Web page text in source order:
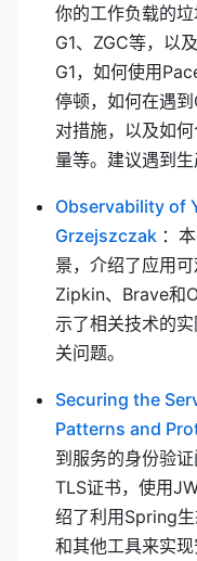
你的工作负载的垃
G1、ZGC等，以
G1，如何使用
停顿，如何在遇
对措施，以及如
量等。建议遇到
Observability of
Grzejszczak ：
景，介绍了应用
Zipkin、Brave和
示了相关技术的
关问题。
Securing the
Patterns and
到服务的身份验
TLS证书，使用
绍了利用Spring
和其他工具来实